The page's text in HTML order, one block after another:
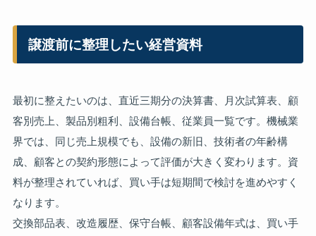
譲渡前に整理したい経営資料
最初に整えたいのは、直近三期分の決算書、月次試算表、顧
客別売上、製品別粗利、設備台帳、従業員一覧です。機械業
界では、同じ売上規模でも、設備の新旧、技術者の年齢構
成、顧客との契約形態によって評価が大きく変わります。資
料が整理されていれば、買い手は短期間で検討を進めやすく
なります。
交換部品表、改造履歴、保守台帳、顧客設備年式は、買い手